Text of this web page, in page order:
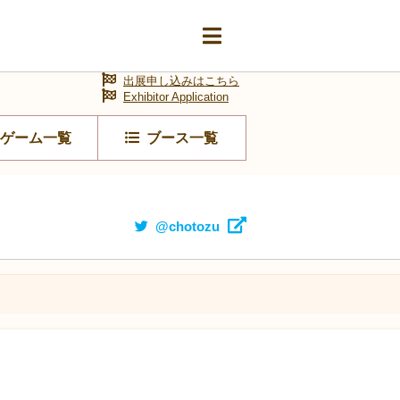
ゲーム一覧 ブース一覧
出展申し込みはこちら
Exhibitor Application
@chotozu